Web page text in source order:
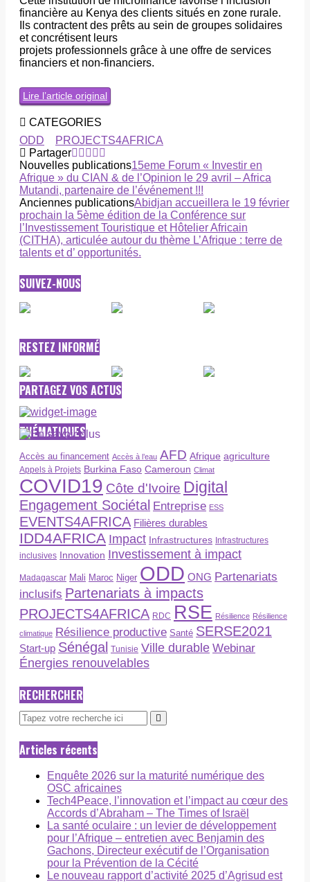
financière au Kenya des clients situés en zone rurale.
Ils contractent des prêts au sein de groupes solidaires
et concrétisent leurs
projets professionnels grâce à une offre de services
financiers et non-financiers.
Lire l’article original
CATEGORIES
ODD
PROJECTS4AFRICA
Partager
Nouvelles publications15eme Forum « Investir en
Afrique » du CIAN & de l’Opinion le 29 avril – Africa
Mutandi, partenaire de l’événement !!!
Anciennes publicationsAbidjan accueillera le 19 février
prochain la 5ème édition de la Conférence sur
l’Investissement Touristique et Hôtelier Africain
(CITHA), articulée autour du thème L’Afrique : terre de
talents et d’ opportunités.
SUIVEZ-NOUS
RESTEZ INFORMÉ
PARTAGEZ VOS ACTUS
THÉMATIQUES
Accès au financement Accès à l’eau AFD Afrique agriculture
Appels à Projets Burkina Faso Cameroun Climat
COVID19 Côte d'Ivoire Digital
Engagement Sociétal Entreprise ESS
EVENTS4AFRICA Filières durables
IDD4AFRICA Impact Infrastructures Infrastructures
inclusives Innovation Investissement à impact
Madagascar Mali Maroc Niger ODD ONG Partenariats
inclusifs Partenariats à impacts
PROJECTS4AFRICA RDC RSE Résilience Résilience
climatique Résilience productive Santé SERSE2021
Start-up Sénégal Tunisie Ville durable Webinar
Énergies renouvelables
RECHERCHER
Articles récents
Enquête 2026 sur la maturité numérique des
OSC africaines
Tech4Peace, l’innovation et l’impact au cœur des
Accords d’Abraham – The Times of Israël
La santé oculaire : un levier de développement
pour l’Afrique – entretien avec Benjamin des
Gachons, Directeur exécutif de l’Organisation
pour la Prévention de la Cécité
Le nouveau rapport d’activité 2025 d’Agrisud est